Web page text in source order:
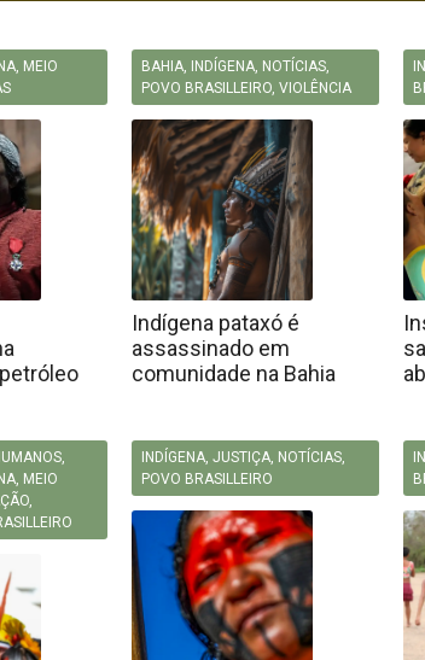
, MEIO
BAHIA, INDÍGENA, NOTÍCIAS,
POVO BRASILLEIRO, VIOLÊNCIA
Indígena pataxó é
assassinado em
comunidade na Bahia
,
, MEIO
,
INDÍGENA, JUSTIÇA, NOTÍCIAS,
POVO BRASILLEIRO